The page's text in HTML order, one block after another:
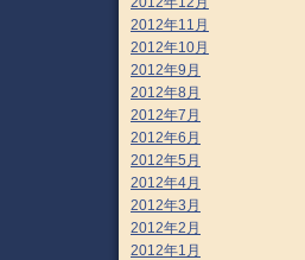
2012年11月
2012年10月
2012年9月
2012年8月
2012年7月
2012年6月
2012年5月
2012年4月
2012年3月
2012年2月
2012年1月